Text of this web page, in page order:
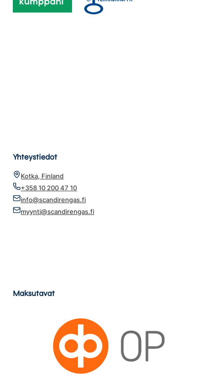
Yhteystiedot
Kotka, Finland
+358 10 200 47 10
info@scandirengas.fi
myynti@scandirengas.fi
Maksutavat